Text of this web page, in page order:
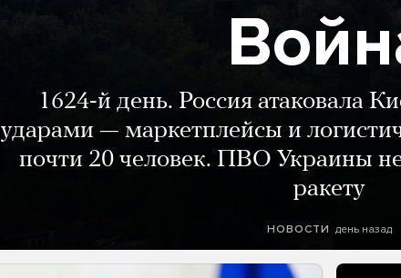
1624-й день. Россия атаковала
ударами — маркетплейсы и
почти 20 человек. ПВО Украины
ракету
НОВОСТИ день назад